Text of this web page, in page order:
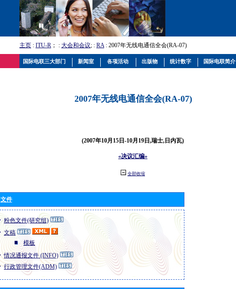
主页 : ITU-R ； : 大会和会议; : RA: 2007年无线电通信全会(RA-07)
2007年无线电通信全会(RA-07)
(2007年10月15日-10月19日,瑞士,日内瓦)
«决议汇编»
全部收缩
文件
粉色文件(研究组)
文稿
模板
情况通报文件 (INFO)
行政管理文件(ADM)
国际电联三大部门 新闻室 各项活动 出版物 统计数字 国际电联简介